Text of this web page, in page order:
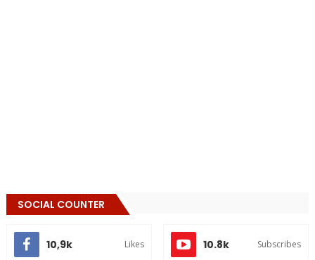
SOCIAL COUNTER
10,9k Likes 10.8k Subscribes